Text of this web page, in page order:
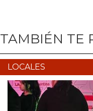
TAMBIÉN TE
LOCALES